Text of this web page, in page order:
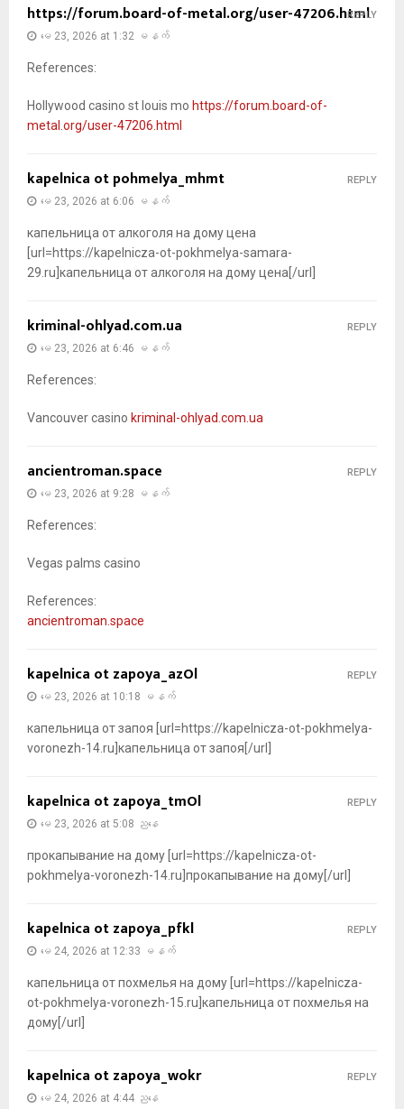
https://forum.board-of-metal.org/user-47206.html
မေ 23, 2026 at 1:32 မနက်
References:
Hollywood casino st louis mo https://forum.board-of-
metal.org/user-47206.html
REPLY
kapelnica ot pohmelya_mhmt
မေ 23, 2026 at 6:06 မနက်
капельница от алкоголя на дому цена
[url=https://kapelnicza-ot-pokhmelya-samara-
29.ru]капельница от алкоголя на дому цена[/url]
REPLY
kriminal-ohlyad.com.ua
မေ 23, 2026 at 6:46 မနက်
References:
Vancouver casino kriminal-ohlyad.com.ua
REPLY
ancientroman.space
မေ 23, 2026 at 9:28 မနက်
References:
Vegas palms casino
References:
ancientroman.space
REPLY
kapelnica ot zapoya_azOl
မေ 23, 2026 at 10:18 မနက်
капельница от запоя [url=https://kapelnicza-ot-pokhmelya-
voronezh-14.ru]капельница от запоя[/url]
REPLY
kapelnica ot zapoya_tmOl
မေ 23, 2026 at 5:08 ညနေ
прокапывание на дому [url=https://kapelnicza-ot-
pokhmelya-voronezh-14.ru]прокапывание на дому[/url]
REPLY
kapelnica ot zapoya_pfkl
မေ 24, 2026 at 12:33 မနက်
капельница от похмелья на дому [url=https://kapelnicza-
ot-pokhmelya-voronezh-15.ru]капельница от похмелья на
дому[/url]
REPLY
kapelnica ot zapoya_wokr
မေ 24, 2026 at 4:44 ညနေ
REPLY